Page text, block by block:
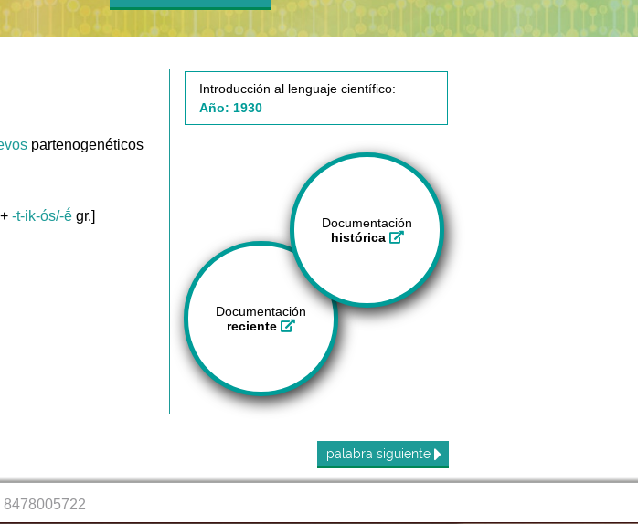
partenogenéticos
-t-ik-ós/-ḗ gr.]
Introducción al lenguaje científico:
Año: 1930
Documentación
histórica
Documentación
reciente
palabra siguiente
8478005722